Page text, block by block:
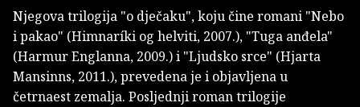
Njegova trilogija "o dječaku", koju čine romani "Nebo
i pakao" (Himnaríki og helviti, 2007.), "Tuga anđela"
(Harmur Englanna, 2009.) i "Ljudsko srce" (Hjarta
Mansinns, 2011.), prevedena je i objavljena u
četrnaest zemalja. Posljednji roman trilogije